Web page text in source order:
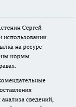
Сергей
использовании
на ресурс
нормы
сведений,